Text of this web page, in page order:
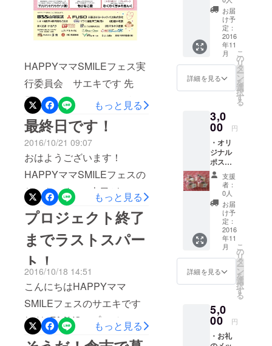
(^^)/など、たくさんのお声
を頂きました FAAVOを通
ま。 平日にも関わらず、ご
参加いただいた地元の皆さ
ま。ご出展頂いた、地域の
お店の皆さま。ご協賛頂い
た、企業・団体の皆さま。
告知PRにご協力頂いた、地
域の皆さま。 HAPPYママ
SMILEフェス実現のために
支援頂いた、 多くのみなさ
まに感謝申し上げます。 多
くの方と触れ合えて、本当
によかったです本当にあり
がとうございます！
HAPPYママSMILEフェス実
行委員会 サエキです 先
日、イベントのチラシが完
成致しました＼(^o^)／ 多く
の地元のお店・企業さまに
ご協力いただき、 出展数
20・協賛企業18社のイベン
トを開催致します！ 2016年
11月29日（火）10：00～
15：00 とりぎん文化会館に
て開催致します お気軽に遊
もっと見る
最終日です！
2016/10/21 09:07
おはようございます！
HAPPYママSMILEフェスの
サエキです。 本日が
FAAVO鳥取さんでのプロ
ジェクト最終日になりまし
た！ 本日までに、ご支援や
いいね！でのご協力を頂い
ているみなさま、 本当にあ
りがとうございます！ まだ
まだ、あと15時間あります
ので、頑張りたいと思いま
もっと見る
プロジェクト終了
までラストスパー
ト！
2016/10/18 14:51
こんにちはHAPPYママ
SMILEフェスのサエキです
(^^)/ FAAVOのプロジェク
トまで、ラスト3日になりま
もっと見る
多様なサー
ビスがある
ように見え
ますが、始
まりの多く
が、お客さ
「困った
な・・・」
お客さま
の“困りご
と”に耳を傾
けていたら
「地域密着
業」が私た
ちの仕事に
そう思って
セージ
を入れ
てお届
けしま
す。 ・
TEAM
RYUTS
Uオリジ
ナルス
枚お送
りしま
す。 ス
テッ
カーの
デザイ
ンが変
更にな
ること
がござ
いま
す。
お届
け予
定：
2016
年11
月
詳細を見る
こ
の
リ
タ
ー
ン
を
選
択
す
る
3,0
00 円
・オリ
ジナル
ポスト
カード
にお礼
のメッ
セージ
を入れ
て、1枚
お届け
しま
す。 ・
TEAM
RYUTS
Uオリジ
プを「1
個」お
送りし
ます。
支援
者：
0人
お届
け予
定：
2016
年11
月
詳細を見る
こ
の
リ
タ
ー
ン
を
選
択
す
る
5,0
00 円
・お礼